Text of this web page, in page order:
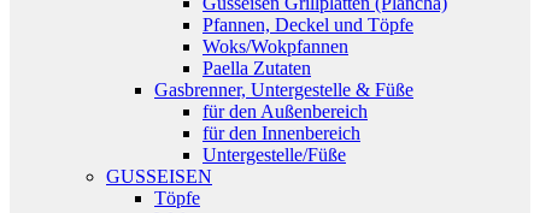
Pfannen, Deckel und Töpfe
Woks/Wokpfannen
Paella Zutaten
Gasbrenner, Untergestelle & Füße
für den Außenbereich
für den Innenbereich
Untergestelle/Füße
GUSSEISEN
Töpfe